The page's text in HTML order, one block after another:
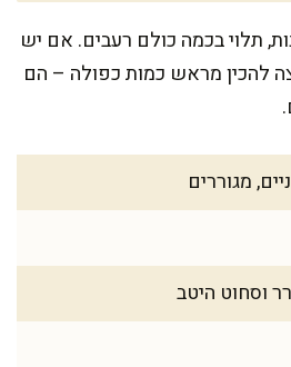
מספיק ל-4-6 מנות, תלוי בכמה כולם רעבים. אם יש
להכין מראש כמות כפולה – הם